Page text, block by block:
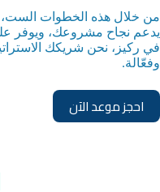
من خلال هذه الخطوات
يدعم نجاح مشروعك، ويوفر
في ركيز، نحن شريكك
وفعّالة.
احجز موعد الآن